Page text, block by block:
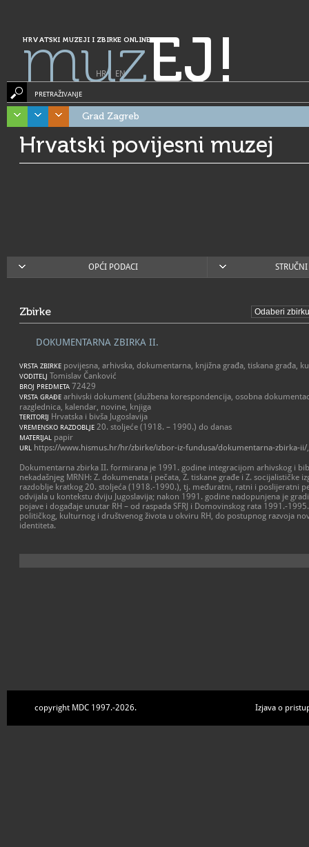
HRVATSKI MUZEJI I ZBIRKE ONLINE
muzEJ!
HR| EN
PRETRAŽIVANJE
Grad Zagreb
Hrvatski povijesni muzej
OPĆI PODACI
Zbirke
DOKUMENTARNA ZBIRKA II.
VRSTA ZBIRKE povijesna, arhivska, dokumentarna, knjižna građa, tiskana građa,
VODITELJ Tomislav Čanković
BROJ PREDMETA 72429
VRSTA GRAĐE arhivski dokument (službena korespondencija, osobna
razglednica, kalendar, novine, knjiga
TERITORIJ Hrvatska i bivša Jugoslavija
VREMENSKO RAZDOBLJE 20. stoljeće (1918. – 1990.) do danas
MATERIJAL papir
URL https://www.hismus.hr/hr/zbirke/izbor-iz-fundusa/dokumentarna-zbirka-ii/
Dokumentarna zbirka II. formirana je 1991. godine integracijom arhivskog i
nekadašnjeg MRNH: Z. dokumenata i pečata, Z. tiskane građe i Z. socijalističke
razdoblje kratkog 20. stoljeća (1918.-1990.), tj. međuratni, ratni i poslijeratni
odvijala u kontekstu dviju Jugoslavija; nakon 1991. godine nadopunjena je
pojave i događaje unutar RH – od raspada SFRJ i Domovinskog rata 1991.-
političkog, kulturnog i društvenog života u okviru RH, do postupnog razvoja
identiteta.
copyright MDC 1997.-2026. Izjava o